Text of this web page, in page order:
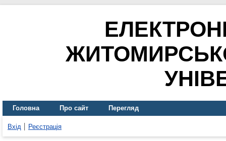
Головна Про сайт Перегляд
Вхід Реєстрація